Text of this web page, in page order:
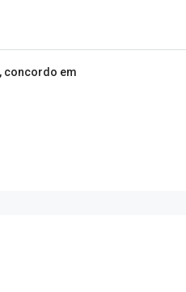
concordo em